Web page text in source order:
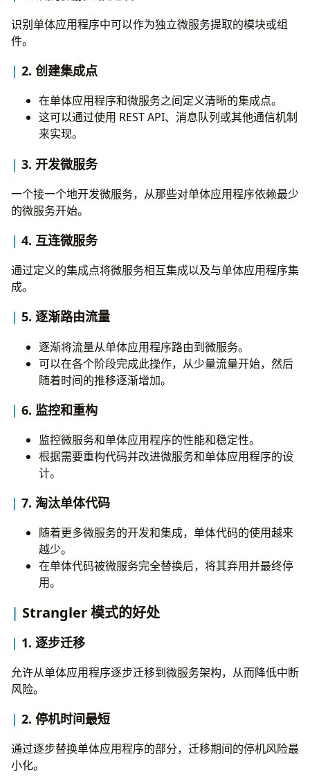
识别单体应用程序中可以作为独立微服务提取的模块或组
件。
2. 创建集成点
在单体应用程序和微服务之间定义清晰的集成点。
这可以通过使用 REST API、消息队列或其他通信机制
来实现。
3. 开发微服务
一个接一个地开发微服务，从那些对单体应用程序依赖最少
的微服务开始。
4. 互连微服务
通过定义的集成点将微服务相互集成以及与单体应用程序集
成。
5. 逐渐路由流量
逐渐将流量从单体应用程序路由到微服务。
可以在各个阶段完成此操作，从少量流量开始，然后
随着时间的推移逐渐增加。
6. 监控和重构
监控微服务和单体应用程序的性能和稳定性。
根据需要重构代码并改进微服务和单体应用程序的设
计。
7. 淘汰单体代码
随着更多微服务的开发和集成，单体代码的使用越来
越少。
在单体代码被微服务完全替换后，将其弃用并最终停
用。
Strangler 模式的好处
1. 逐步迁移
允许从单体应用程序逐步迁移到微服务架构，从而降低中断
风险。
2. 停机时间最短
通过逐步替换单体应用程序的部分，迁移期间的停机风险最
小化。